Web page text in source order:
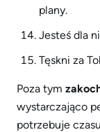
plany.
Jesteś dla
Tęskni za
Poza tym
wystarczająco
potrzebuje